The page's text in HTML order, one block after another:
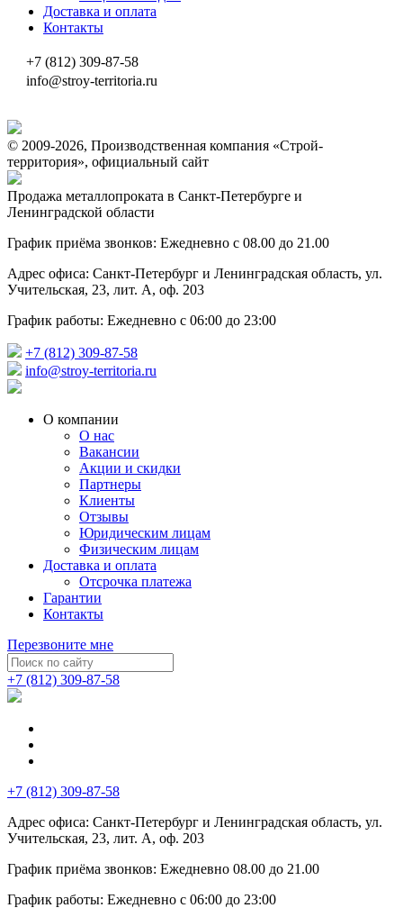
Доставка и оплата
Контакты
+7 (812) 309-87-58
info@stroy-territoria.ru
© 2009-2026, Производственная компания «Строй-
территория», официальный сайт
Продажа металлопроката в Санкт-Петербурге и
Ленинградской области
График приёма звонков: Ежедневно с 08.00 до 21.00
Адрес офиса: Санкт-Петербург и Ленинградская область, ул.
Учительская, 23, лит. А, оф. 203
График работы: Ежедневно с 06:00 до 23:00
+7 (812) 309-87-58
info@stroy-territoria.ru
О компании
О нас
Вакансии
Акции и скидки
Партнеры
Клиенты
Отзывы
Юридическим лицам
Физическим лицам
Доставка и оплата
Отсрочка платежа
Гарантии
Контакты
Перезвоните мне
+7 (812) 309-87-58
+7 (812) 309-87-58
Адрес офиса: Санкт-Петербург и Ленинградская область, ул.
Учительская, 23, лит. А, оф. 203
График приёма звонков: Ежедневно 08.00 до 21.00
График работы: Ежедневно с 06:00 до 23:00